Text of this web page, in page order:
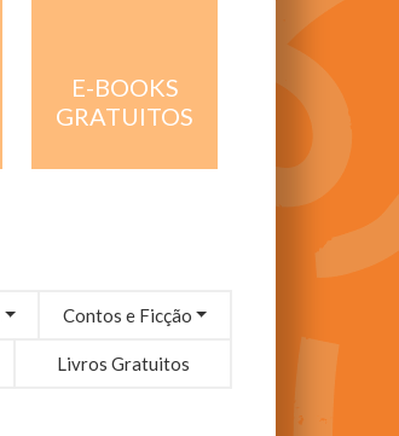
E-BOOKS
GRATUITOS
Contos e Ficção
Livros Gratuitos